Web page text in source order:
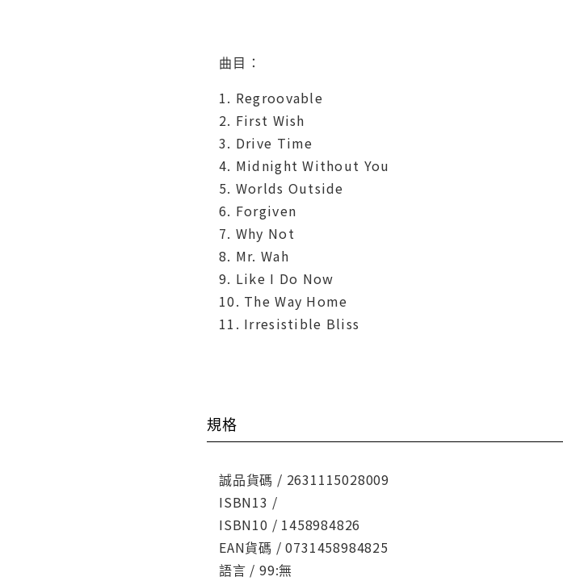
曲目：
1. Regroovable
2. First Wish
3. Drive Time
4. Midnight Without You
5. Worlds Outside
6. Forgiven
7. Why Not
8. Mr. Wah
9. Like I Do Now
10. The Way Home
11. Irresistible Bliss
規格
誠品貨碼 / 2631115028009
ISBN13 /
ISBN10 / 1458984826
EAN貨碼 / 0731458984825
語言 / 99:無